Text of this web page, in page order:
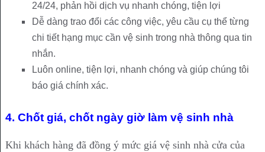
24/24, phản hồi dịch vụ nhanh chóng, tiện lợi
Dễ dàng trao đổi các công việc, yêu cầu cụ thể từng
chi tiết hạng mục cần vệ sinh trong nhà thông qua tin
nhắn.
Luôn online, tiện lợi, nhanh chóng và giúp chúng tôi
báo giá chính xác.
4. Chốt giá, chốt ngày giờ làm vệ sinh nhà
Khi khách hàng đã đồng ý mức giá vệ sinh nhà cửa của